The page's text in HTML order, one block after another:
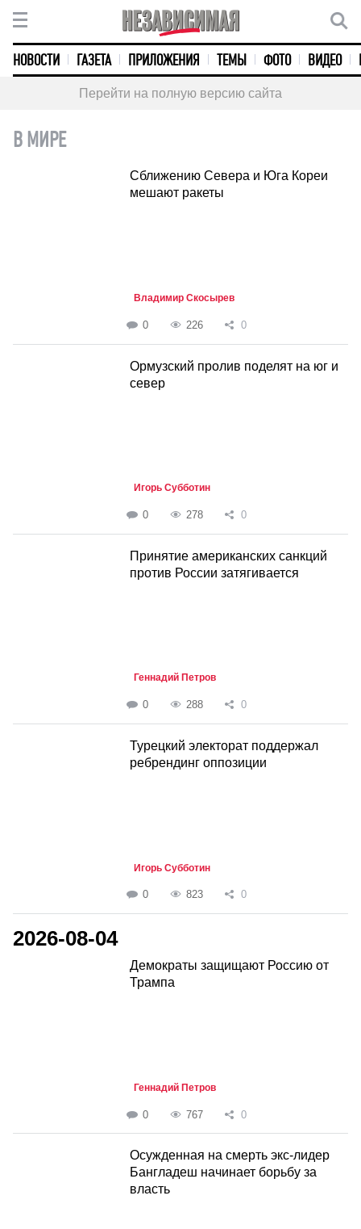
НОВОСТИ ГАЗЕТА ПРИЛОЖЕНИЯ ТЕМЫ ФОТО ВИДЕО
Перейти на полную версию сайта
В МИРЕ
Сближению Севера и Юга Кореи
мешают ракеты
Владимир Скосырев
0 226 0
Ормузский пролив поделят на юг и
север
Игорь Субботин
0 278 0
Принятие американских санкций
против России затягивается
Геннадий Петров
0 288 0
Турецкий электорат поддержал
ребрендинг оппозиции
Игорь Субботин
0 823 0
2026-08-04
Демократы защищают Россию от
Трампа
Геннадий Петров
0 767 0
Осужденная на смерть экс-лидер
Бангладеш начинает борьбу за
власть